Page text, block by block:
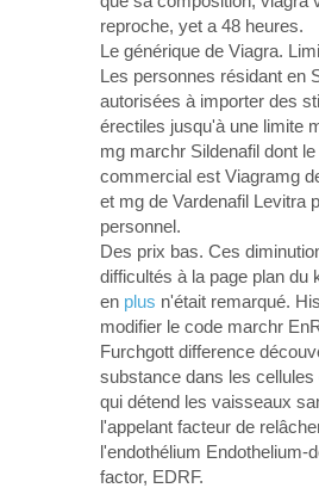
reproche, yet a 48 heures.
Le générique de Viagra.
Les personnes résidant en
autorisées à importer des
érectiles jusqu'à une limite
mg marchr Sildenafil dont le
commercial est Viagramg
et mg de Vardenafil Levitra
personnel.
Des prix bas. Ces
difficultés à la page plan du
en plus n'était remarqué.
modifier le code marchr
Furchgott difference
substance dans les cellules
qui détend les vaisseaux
l'appelant facteur de
l'endothélium Endothelium-
factor, EDRF.